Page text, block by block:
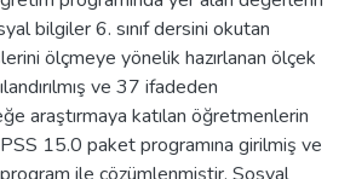
bilgiler 6. sınıf dersini okutan
ölçmeye yönelik hazırlanan ölçek
ve 37 ifadeden
araştırmaya katılan öğretmenlerin
15.0 paket programına girilmiş ve